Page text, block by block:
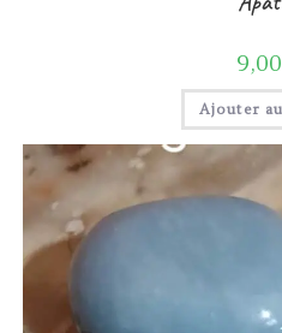
9,00
Ajouter